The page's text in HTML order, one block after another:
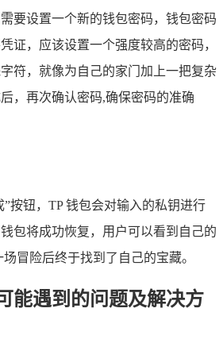
要设置一个新的钱包密码，钱包密码
证，应该设置一个强度较高的密码，
符，就像为自己的家门加上一把复杂
，再次确认密码,确保密码的准确
”按钮，TP 钱包会对输入的私钥进行
包将成功恢复，用户可以看到自己的
冒险后终于找到了自己的宝藏。
能遇到的问题及解决方